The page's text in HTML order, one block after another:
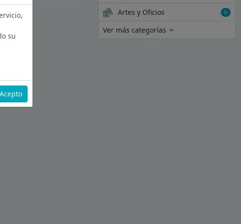
Artes y Oficios 0
Ver más categorías
su
Acepto